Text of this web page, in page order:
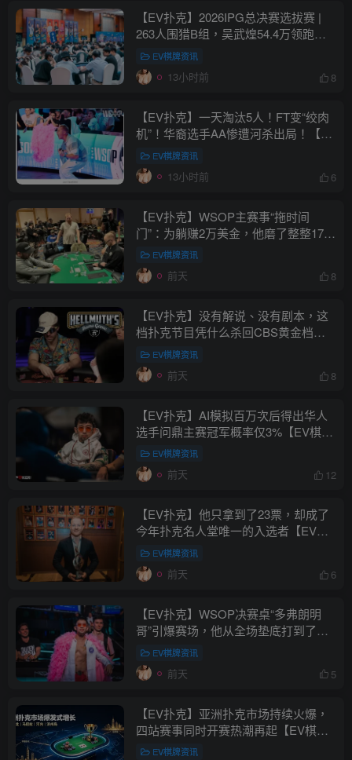
【EV扑克】2026IPG总决赛选拔赛 |
263人围猎B组，吴武煌54.4万领跑，
主赛第一轮晋级版图再添40人【EV棋
牌】
EV棋牌资讯
13小时前 8
【EV扑克】一天淘汰5人！FT变“绞肉
机”！华裔选手AA惨遭河杀出局！【EV
棋牌】
EV棋牌资讯
13小时前 6
【EV扑克】WSOP主赛事“拖时间
门”：为躺赚2万美金，他磨了整整17分
钟【EV棋牌】
EV棋牌资讯
前天 8
【EV扑克】没有解说、没有剧本，这
档扑克节目凭什么杀回CBS黄金档？
【EV棋牌】
EV棋牌资讯
前天 8
【EV扑克】AI模拟百万次后得出华人
选手问鼎主赛冠军概率仅3%【EV棋
牌】EV棋牌资讯
前天 12
【EV扑克】他只拿到了23票，却成了
今年扑克名人堂唯一的入选者【EV棋
牌】EV棋牌资讯
前天 6
【EV扑克】WSOP决赛桌“多弗朗明
哥”引爆赛场，他从全场垫底打到了冠
军争夺者【EV棋牌】
EV棋牌资讯
前天 5
【EV扑克】亚洲扑克市场持续火爆，
四站赛事同时开赛热潮再起【EV棋
牌】EV棋牌资讯